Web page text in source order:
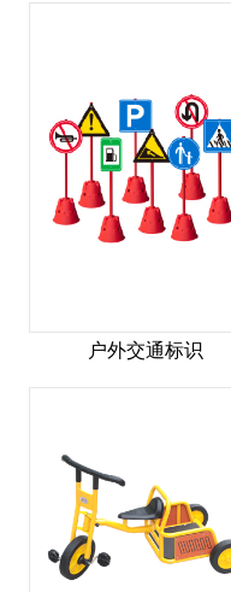
户外交通标识